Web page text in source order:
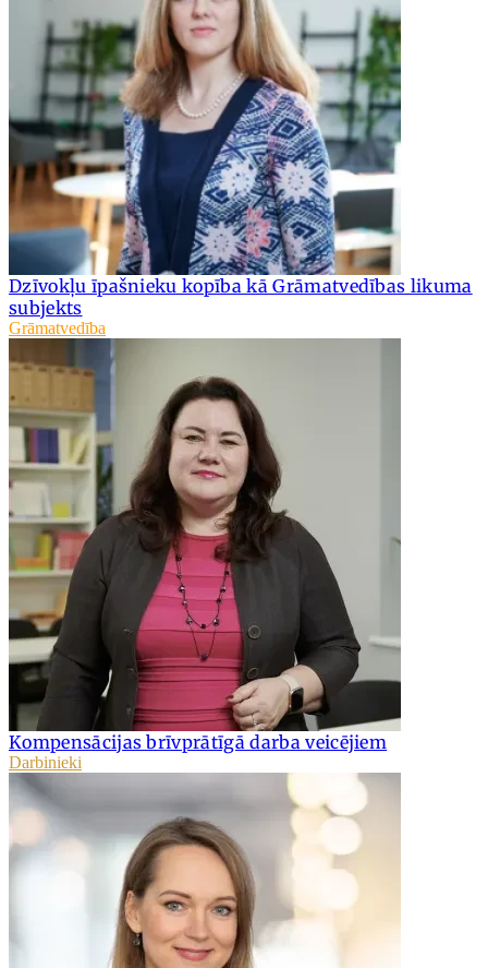
Dzīvokļu īpašnieku kopība kā Grāmatvedības likuma
subjekts
Grāmatvedība
Kompensācijas brīvprātīgā darba veicējiem
Darbinieki